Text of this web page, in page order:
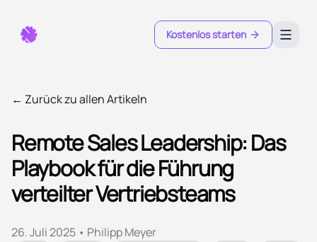
Kostenlos starten
← Zurück zu allen Artikeln
Remote Sales Leadership: Das
Playbook für die Führung
verteilter Vertriebsteams
26. Juli 2025 • Philipp Meyer